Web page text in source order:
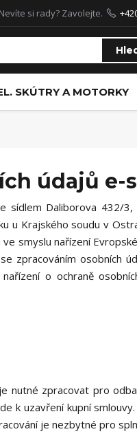
Nevíte si rady? Zavolejte.
SKÚTRY A MOTORKY
údajů e-
sídlem Daliborova 432/
u Krajského soudu v
smyslu nařízení
zpracováním osobních
o ochraně
nutné zpracovat pro
k uzavření kupní
je nezbytné pro